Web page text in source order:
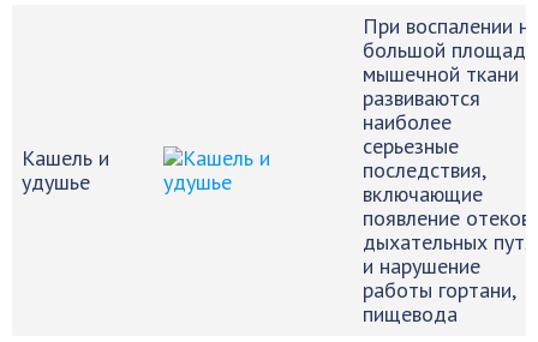
Кашель и
удушье
При воспалении
большой площади
мышечной ткани
развиваются
наиболее
серьезные
последствия,
включающие
появление отеков
дыхательных
и нарушение
работы гортани,
пищевода